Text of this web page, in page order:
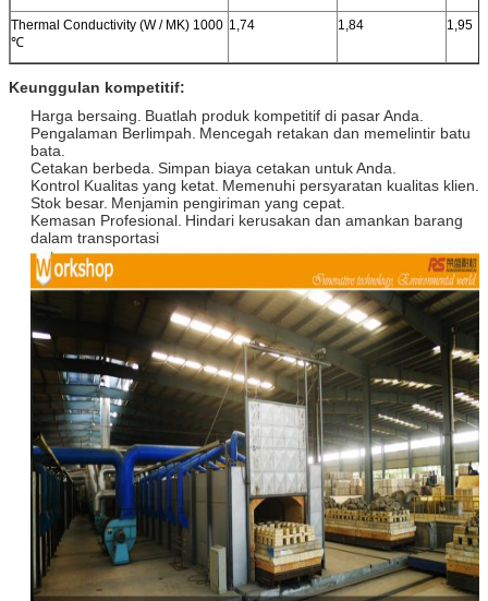
Thermal Conductivity (W / MK) 1000
℃
1,74 1,84 1,95
Keunggulan kompetitif:
Harga bersaing. Buatlah produk kompetitif di pasar Anda.
Pengalaman Berlimpah. Mencegah retakan dan memelintir batu
bata.
Cetakan berbeda. Simpan biaya cetakan untuk Anda.
Kontrol Kualitas yang ketat. Memenuhi persyaratan kualitas klien.
Stok besar. Menjamin pengiriman yang cepat.
Kemasan Profesional. Hindari kerusakan dan amankan barang
dalam transportasi